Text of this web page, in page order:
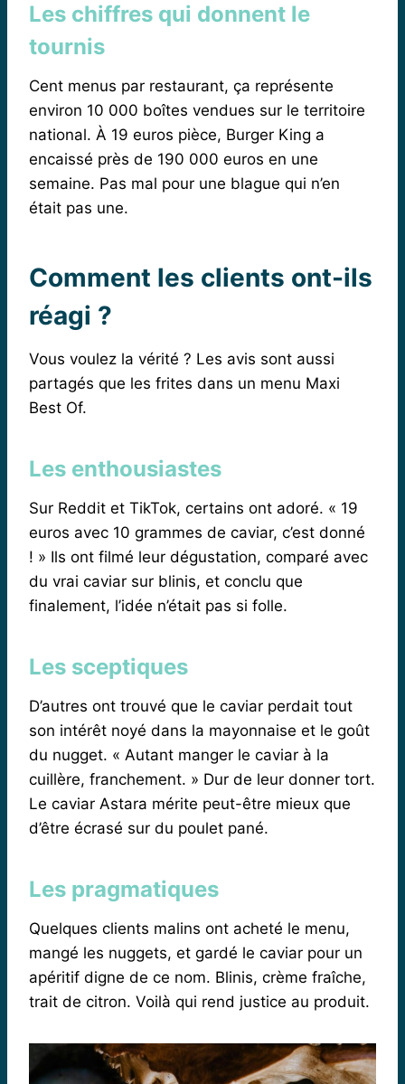
Les chiffres qui donnent le
tournis
Cent menus par restaurant, ça représente
environ 10 000 boîtes vendues sur le territoire
national. À 19 euros pièce, Burger King a
encaissé près de 190 000 euros en une
semaine. Pas mal pour une blague qui n’en
était pas une.
Comment les clients ont-ils
réagi ?
Vous voulez la vérité ? Les avis sont aussi
partagés que les frites dans un menu Maxi
Best Of.
Les enthousiastes
Sur Reddit et TikTok, certains ont adoré. « 19
euros avec 10 grammes de caviar, c’est donné
! » Ils ont filmé leur dégustation, comparé avec
du vrai caviar sur blinis, et conclu que
finalement, l’idée n’était pas si folle.
Les sceptiques
D’autres ont trouvé que le caviar perdait tout
son intérêt noyé dans la mayonnaise et le goût
du nugget. « Autant manger le caviar à la
cuillère, franchement. » Dur de leur donner tort.
Le caviar Astara mérite peut-être mieux que
d’être écrasé sur du poulet pané.
Les pragmatiques
Quelques clients malins ont acheté le menu,
mangé les nuggets, et gardé le caviar pour un
apéritif digne de ce nom. Blinis, crème fraîche,
trait de citron. Voilà qui rend justice au produit.